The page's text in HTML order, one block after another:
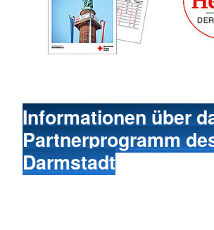
Informationen über
Partnerprogramm
Darmstadt